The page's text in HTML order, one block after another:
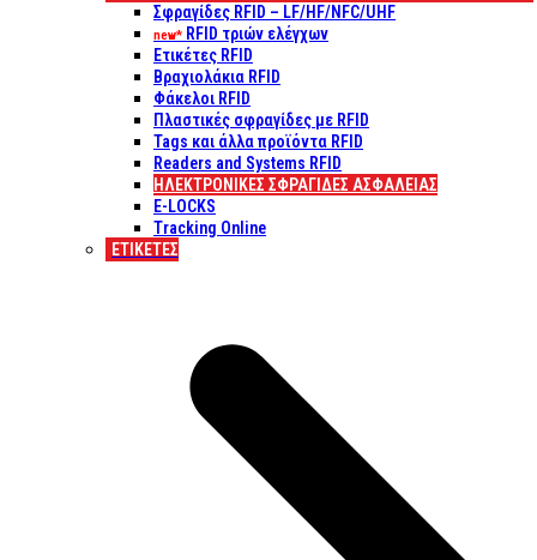
Σφραγίδες RFID – LF/HF/NFC/UHF
new* RFID τριών ελέγχων
Ετικέτες RFID
Βραχιολάκια RFID
Φάκελοι RFID
Πλαστικές σφραγίδες με RFID
Tags και άλλα προϊόντα RFID
Readers and Systems RFID
ΗΛΕΚΤΡΟΝΙΚΕΣ ΣΦΡΑΓΙΔΕΣ ΑΣΦΑΛΕΙΑΣ
E-LOCKS
Tracking Online
ΕΤΙΚΈΤΕΣ